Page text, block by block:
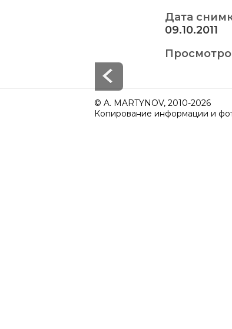
Дата
09.10.2011
© A. MARTYNOV, 2010-2026
Копирование информации и